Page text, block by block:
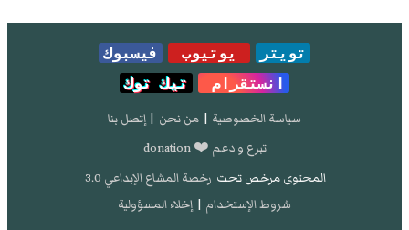
تويتر يوتيوب
فيسبوك
انستقرام
تيك توك
سياسة الخصوصية | من نحن | إتصل بنا
تبرع و دعم ❤️ donation
المحتوى مرخص تحت رخصة المشاع الإبداعي 3.0
شروط الإستخدام | إخلاء المسؤولية